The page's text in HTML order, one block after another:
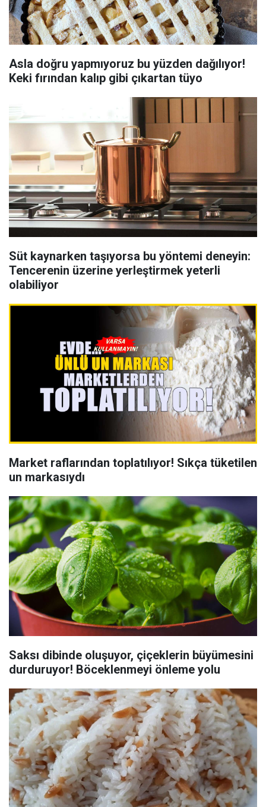
Asla doğru yapmıyoruz bu yüzden dağılıyor!
Keki fırından kalıp gibi çıkartan tüyo
Süt kaynarken taşıyorsa bu yöntemi deneyin:
Tencerenin üzerine yerleştirmek yeterli
olabiliyor
Market raflarından toplatılıyor! Sıkça tüketilen
un markasıydı
Saksı dibinde oluşuyor, çiçeklerin büyümesini
durduruyor! Böceklenmeyi önleme yolu